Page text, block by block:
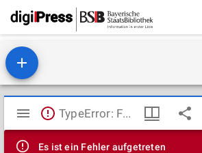
Mirador
Viewer
TypeError: Failed to fetch
Es ist ein Fehler aufgetreten